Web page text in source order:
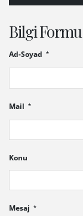
Bilgi Formu
Ad-Soyad
Mail
Konu
Mesaj